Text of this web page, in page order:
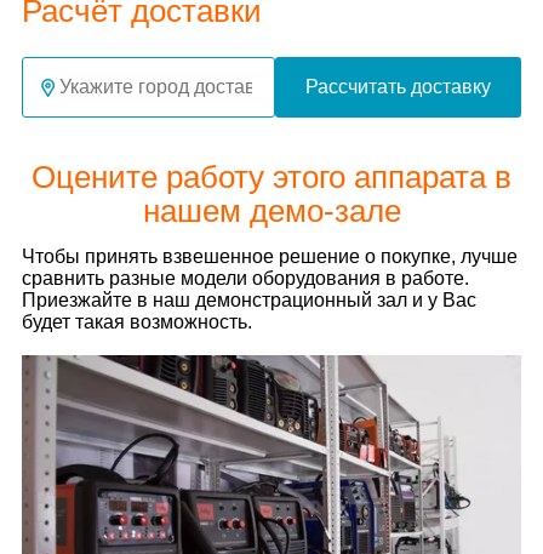
Расчёт доставки
Рассчитать доставку
Оцените работу этого аппарата в
нашем демо-зале
Чтобы принять взвешенное решение о покупке, лучше
сравнить разные модели оборудования в работе.
Приезжайте в наш демонстрационный зал и у Вас
будет такая возможность.